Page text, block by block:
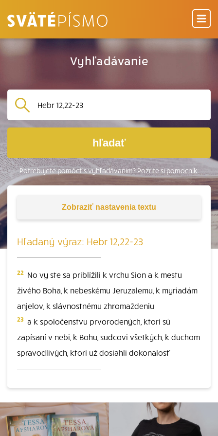
Vyhľadávanie
hľadať
Potrebujete pomôcť s vyhľadávaním? Pozrite sipomocník.
Zobraziť nastavenia textu
Hľadaný výraz: Hebr 12,22-23
22 No vy ste sa priblížili k vrchu Sion a k mestu
živého Boha, k nebeskému Jeruzalemu, k myriadám
anjelov, k slávnostnému zhromaždeniu
23 a k spoločenstvu prvorodených, ktorí sú
zapísaní v nebi, k Bohu, sudcovi všetkých, k duchom
spravodlivých, ktorí už dosiahli dokonalosť